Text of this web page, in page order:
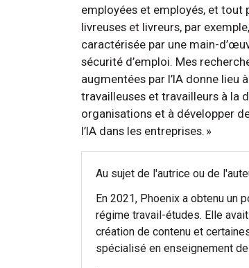
employées et employés, et tout
livreuses et livreurs, par
caractérisée par une main-
sécurité d’emploi. Mes
augmentées par l’IA donne lieu
travailleuses et travailleurs à la
organisations et à développer
l’IA dans les entreprises. »
Au sujet de l'autrice ou de
En 2021, Phoenix a obtenu un
régime travail-études. Elle
création de contenu et
spécialisé en enseignement